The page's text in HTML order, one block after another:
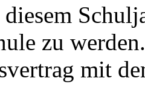
zu
mit